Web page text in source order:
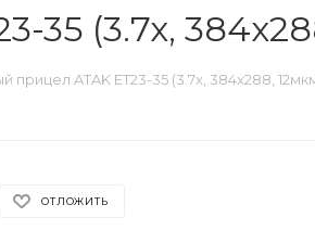
35 (3.7x,
прицел ATAK ET23-35 (3.7x, 384x288,
ОТЛОЖИТЬ